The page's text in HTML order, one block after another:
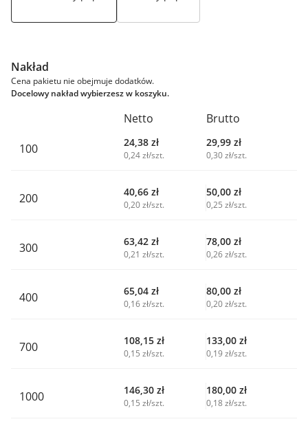
Nakład
Cena pakietu nie obejmuje dodatków.
Docelowy nakład wybierzesz w koszyku.
Netto
Brutto
100
24,38 zł
0,24 zł/szt.
29,99 zł
0,30 zł/szt.
200 40,66 zł
0,20 zł/szt.
50,00 zł
0,25 zł/szt.
300 63,42 zł
0,21 zł/szt.
78,00 zł
0,26 zł/szt.
400 65,04 zł
0,16 zł/szt.
80,00 zł
0,20 zł/szt.
700 108,15 zł
0,15 zł/szt.
133,00 zł
0,19 zł/szt.
1000 146,30 zł
0,15 zł/szt.
180,00 zł
0,18 zł/szt.